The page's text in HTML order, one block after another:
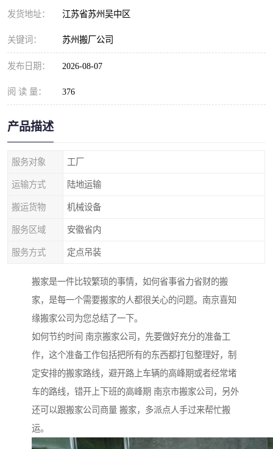
发货地址： 江苏省苏州吴中区
关键词： 苏州搬厂公司
发布日期： 2026-08-07
阅 读 量： 376
产品描述
服务对象 工厂
运输方式 陆地运输
搬运货物 机械设备
服务区域 安徽省内
服务方式 定点吊装
搬家是一件比较繁琐的事情，如何省事省力省财的搬
家，是每一个需要搬家的人都很关心的问题。南京喜知
缘搬家公司为您总结了一下。
如何节约时间 南京搬家公司，先要做好充分的准备工
作，这个准备工作包括把所有的东西都打包整理好，制
定安排的搬家路线，避开路上车辆的高峰期或者经常堵
车的路线，错开上下班的高峰期 南京市搬家公司，另外
还可以跟搬家公司商量 搬家，多派点人手过来帮忙搬
运。